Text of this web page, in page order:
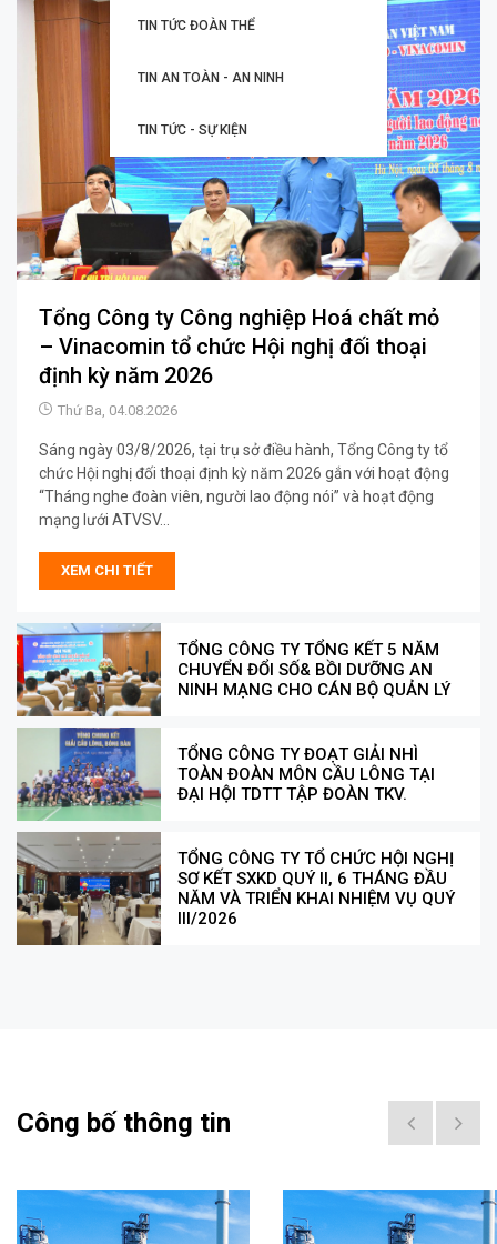
TIN TỨC ĐOÀN THỂ
TIN AN TOÀN - AN NINH
TIN TỨC - SỰ KIỆN
Tổng Công ty Công nghiệp Hoá chất mỏ
– Vinacomin tổ chức Hội nghị đối thoại
định kỳ năm 2026
Thứ Ba, 04.08.2026
Sáng ngày 03/8/2026, tại trụ sở điều hành, Tổng Công ty tổ
chức Hội nghị đối thoại định kỳ năm 2026 gắn với hoạt động
“Tháng nghe đoàn viên, người lao động nói” và hoạt động
mạng lưới ATVSV...
XEM CHI TIẾT
TỔNG CÔNG TY TỔNG KẾT 5 NĂM
CHUYỂN ĐỔI SỐ& BỒI DƯỠNG AN
NINH MẠNG CHO CÁN BỘ QUẢN LÝ
TỔNG CÔNG TY ĐOẠT GIẢI NHÌ
TOÀN ĐOÀN MÔN CẦU LÔNG TẠI
ĐẠI HỘI TDTT TẬP ĐOÀN TKV.
TỔNG CÔNG TY TỔ CHỨC HỘI NGHỊ
SƠ KẾT SXKD QUÝ II, 6 THÁNG ĐẦU
NĂM VÀ TRIỂN KHAI NHIỆM VỤ QUÝ
III/2026
Công bố thông tin